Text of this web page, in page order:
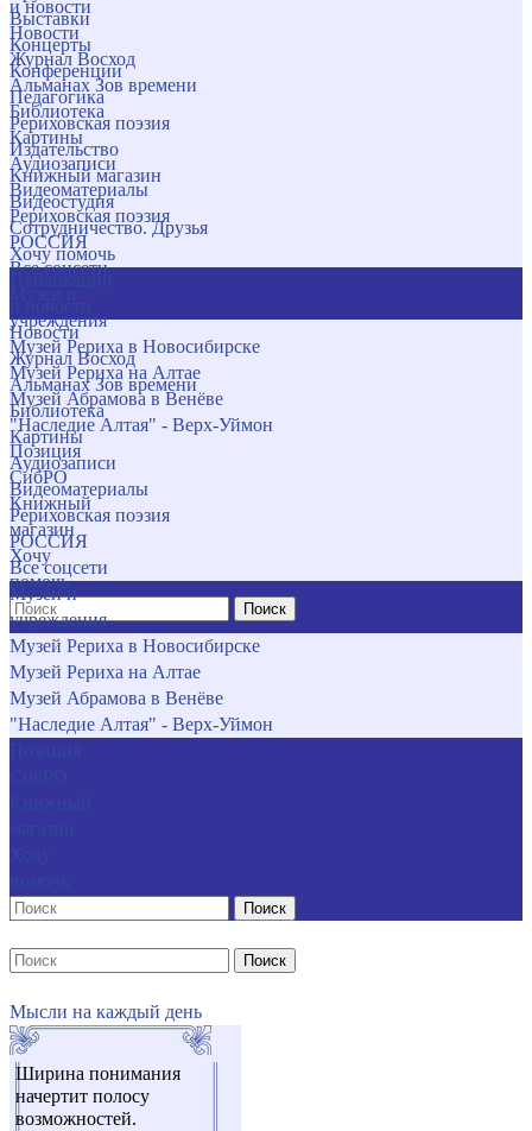
и новости
Новости
Журнал Восход
Альманах Зов времени
Библиотека
Картины
Аудиозаписи
Видеоматериалы
Рериховская поэзия
РОССИЯ
Все соцсети
учреждения
Музей Рериха в Новосибирске
Музей Рериха на Алтае
Музей Абрамова в Венёве
"Наследие Алтая" - Верх-Уймон
Позиция
СибРО
Книжный
магазин
Хочу
помочь
Поиск
Выставки
Концерты
Конференции
Педагогика
Рериховская поэзия
Издательство
Книжный магазин
Видеостудия
Сотрудничество. Друзья
Хочу помочь
Новости
Журнал Восход
Альманах Зов времени
Библиотека
Картины
Аудиозаписи
Видеоматериалы
Рериховская поэзия
РОССИЯ
Все соцсети
Музеи и
учреждения
Музей Рериха в Новосибирске
Музей Рериха на Алтае
Музей Абрамова в Венёве
"Наследие Алтая" - Верх-Уймон
Поиск
Поиск
Мысли на каждый день
Ширина понимания
начертит полосу
возможностей.